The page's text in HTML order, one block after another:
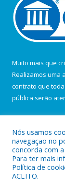
Muito mais que
Realizamos uma
contrato que
pública serão
Todos os
Nós usamos
navegação no
concorda com
Para ter mais
Política de
ACEITO.